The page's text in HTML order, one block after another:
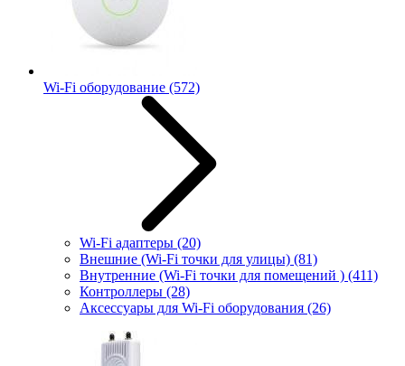
Wi-Fi оборудование (572)
Wi-Fi адаптеры (20)
Внешние (Wi-Fi точки для улицы) (81)
Внутренние (Wi-Fi точки для помещений ) (411)
Контроллеры (28)
Аксессуары для Wi-Fi оборудования (26)